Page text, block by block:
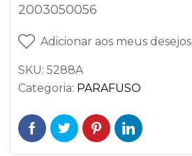
2003050056
Adicionar aos meus desejos
SKU: 5288A
Categoria: PARAFUSO